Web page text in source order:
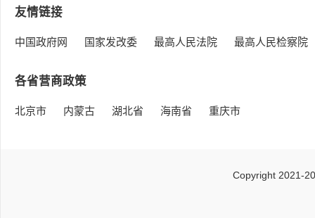
友情链接
中国政府网 国家发改委 最高人民法院 最高人民检察院
各省营商政策
北京市 内蒙古 湖北省 海南省 重庆市
Copyright 2021-